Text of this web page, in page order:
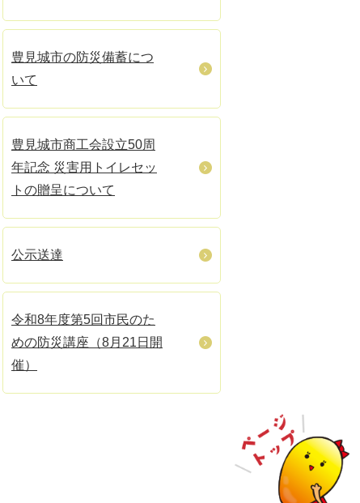
豊見城市の防災備蓄につ
いて
豊見城市商工会設立50周
年記念 災害用トイレセッ
トの贈呈について
公示送達
令和8年度第5回市民のた
めの防災講座（8月21日開
催）